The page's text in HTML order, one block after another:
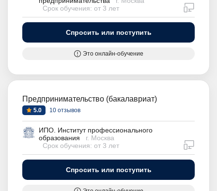
Срок обучения: от 3 лет
Спросить или поступить
Это онлайн-обучение
Предпринимательство (бакалавриат)
5.0 10 отзывов
ИПО. Институт профессионального
образования
г. Москва
Срок обучения: от 3 лет
Спросить или поступить